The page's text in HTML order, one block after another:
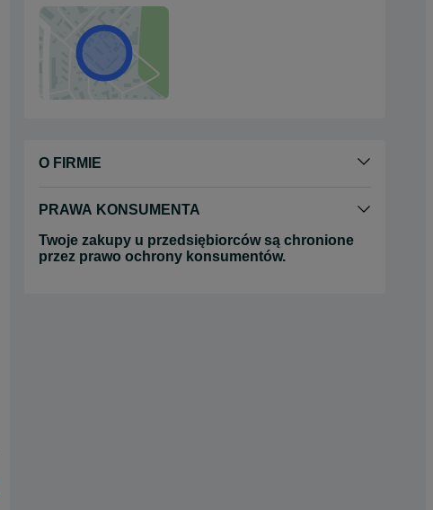
O FIRMIE
PRAWA KONSUMENTA
Twoje zakupy u przedsiębiorców są chronione
przez prawo ochrony konsumentów.